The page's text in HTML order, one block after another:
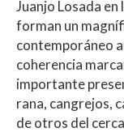
Juanjo Losada en
forman un
contemporáneo
coherencia
importante
rana, cangrejos,
de otros del